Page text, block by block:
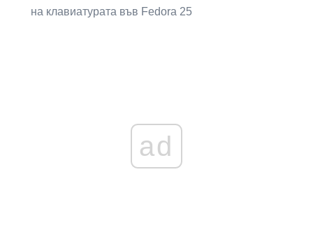
на клавиатурата във Fedora 25
ad